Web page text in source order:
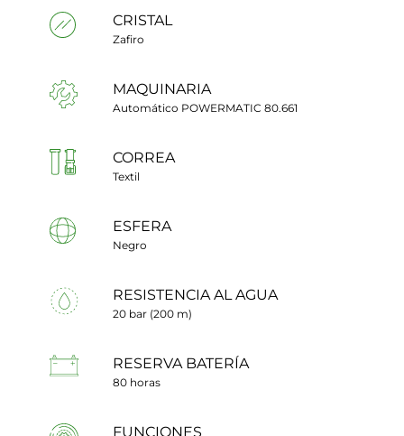
CRISTAL
Zafiro
MAQUINARIA
Automático POWERMATIC 80.661
CORREA
Textil
ESFERA
Negro
RESISTENCIA AL AGUA
20 bar (200 m)
RESERVA BATERÍA
80 horas
FUNCIONES